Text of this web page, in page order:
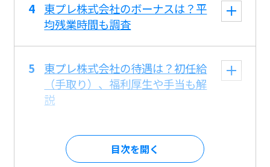
東プレ株式会社のボーナスは？平
均残業時間も調査
東プレ株式会社の待遇は？初任給
（手取り）、福利厚生や手当も解
説
目次を